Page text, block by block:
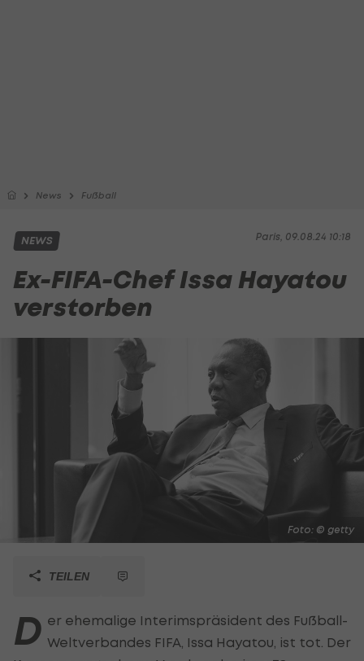
News Fußball
Paris, 09.08.24 10:18
NEWS
Ex-FIFA-Chef Issa Hayatou
verstorben
Foto: © getty
TEILEN
D er ehemalige Interimspräsident des Fußball-
Weltverbandes FIFA, Issa Hayatou, ist tot. Der